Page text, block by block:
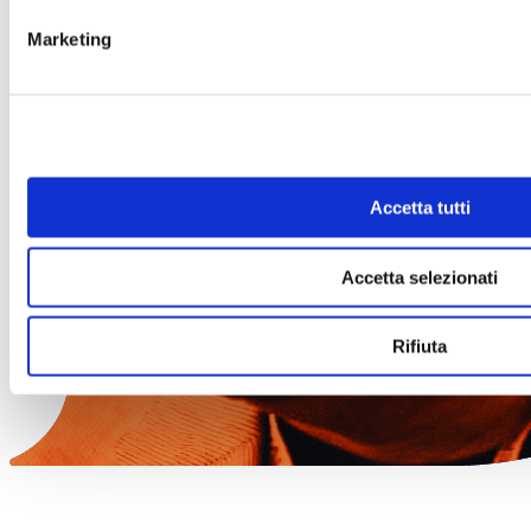
Marketing
Accetta tutti
Accetta selezionati
Rifiuta